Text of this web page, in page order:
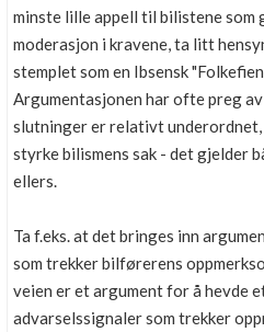
minste lille appell til bilistene som
moderasjon i kravene, ta litt
stemplet som en Ibsensk
Argumentasjonen har ofte preg
slutninger er relativt
styrke bilismens sak - det gjelder
ellers.
Ta f.eks. at det bringes inn
som trekker bilførerens
veien er et argument for å hevde
advarselssignaler som trekker